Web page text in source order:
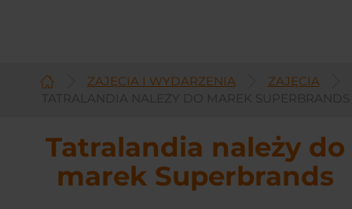
Polski
ZAJĘCIA I WYDARZENIA
ZAJĘCIA
TATRALANDIA NALEŻY DO MAREK SUPERBRANDS
Tatralandia należy do
marek Superbrands